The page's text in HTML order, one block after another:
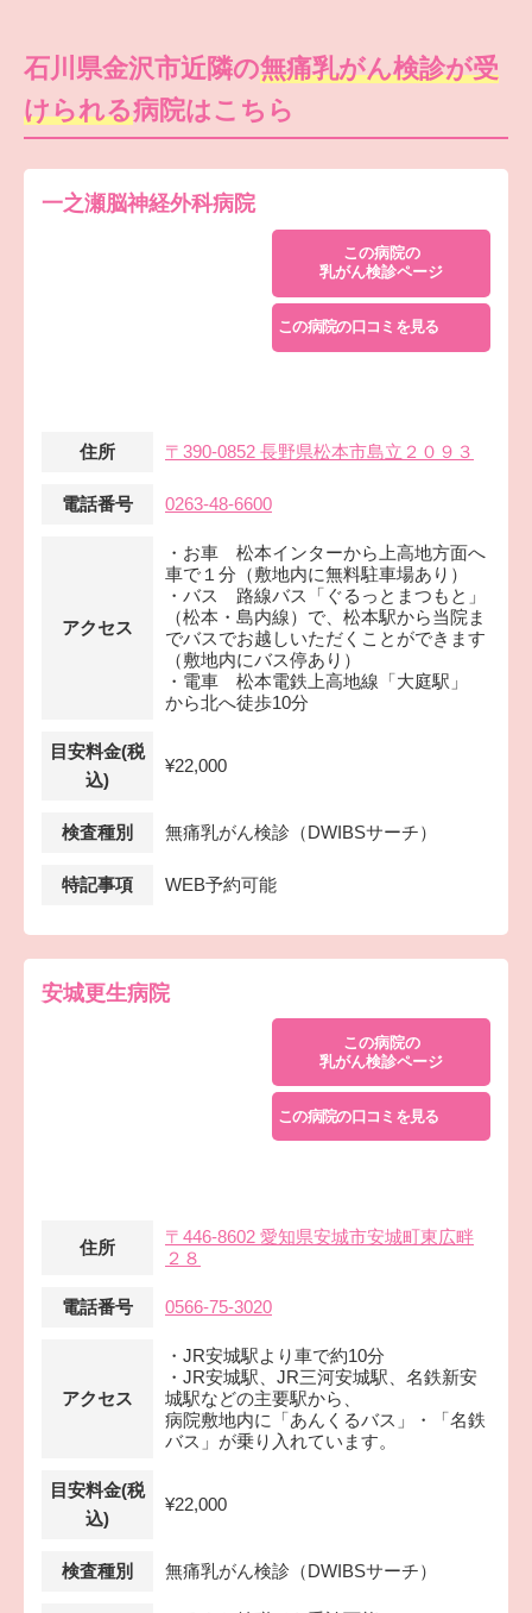
石川県金沢市近隣の無痛乳がん検診が受
けられる病院はこちら
一之瀬脳神経外科病院
この病院の
乳がん検診ページ
この病院の口コミを見る
住所 〒390-0852 長野県松本市島立２０９３
電話番号 0263-48-6600
アクセス
・お車 松本インターから上高地方面へ
車で１分（敷地内に無料駐車場あり）
・バス 路線バス「ぐるっとまつもと」
（松本・島内線）で、松本駅から当院ま
でバスでお越しいただくことができます
（敷地内にバス停あり）
・電車 松本電鉄上高地線「大庭駅」
から北へ徒歩10分
目安料金(税
込)
¥22,000
検査種別 無痛乳がん検診（DWIBSサーチ）
特記事項 WEB予約可能
安城更生病院
この病院の
乳がん検診ページ
この病院の口コミを見る
住所
〒446-8602 愛知県安城市安城町東広畔
２８
電話番号 0566-75-3020
アクセス
・JR安城駅より車で約10分
・JR安城駅、JR三河安城駅、名鉄新安
城駅などの主要駅から、
病院敷地内に「あんくるバス」・「名鉄
バス」が乗り入れています。
目安料金(税
込)
¥22,000
検査種別 無痛乳がん検診（DWIBSサーチ）